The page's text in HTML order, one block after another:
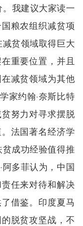
我建议大家读一
粮农组织减贫项
贫领域取得巨大
重要位置，并且
减贫领域为其他
家约翰·奈斯比特
努力对寻求摆脱
法国著名经济学
成功经验值得推
多菲认为，中国
任来对待和解决
借鉴。印度夏马
脱贫攻坚战，不